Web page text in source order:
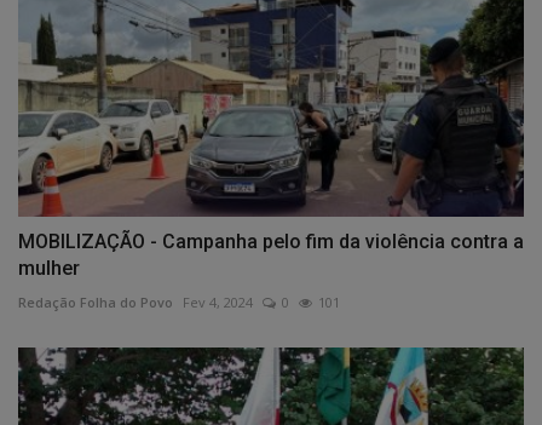
MOBILIZAÇÃO - Campanha pelo fim da violência contra a
mulher
Redação Folha do Povo Fev 4, 2024 0 101